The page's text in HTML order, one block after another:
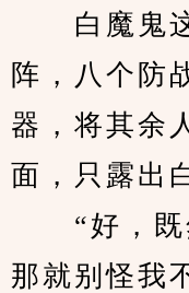
白魔鬼这
阵，八个防
器，将其余
面，只露出
“好，既
那就别怪我